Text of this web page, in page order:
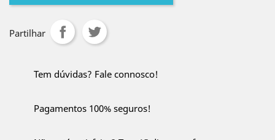
Partilhar
Tem dúvidas? Fale connosco!
Pagamentos 100% seguros!